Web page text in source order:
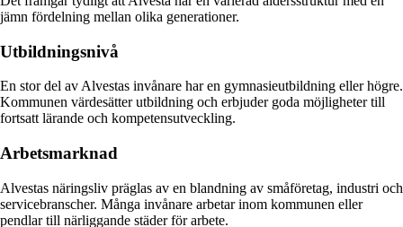
jämn fördelning mellan olika generationer.
Utbildningsnivå
En stor del av Alvestas invånare har en gymnasieutbildning eller högre.
Kommunen värdesätter utbildning och erbjuder goda möjligheter till
fortsatt lärande och kompetensutveckling.
Arbetsmarknad
Alvestas näringsliv präglas av en blandning av småföretag, industri och
servicebranscher. Många invånare arbetar inom kommunen eller
pendlar till närliggande städer för arbete.